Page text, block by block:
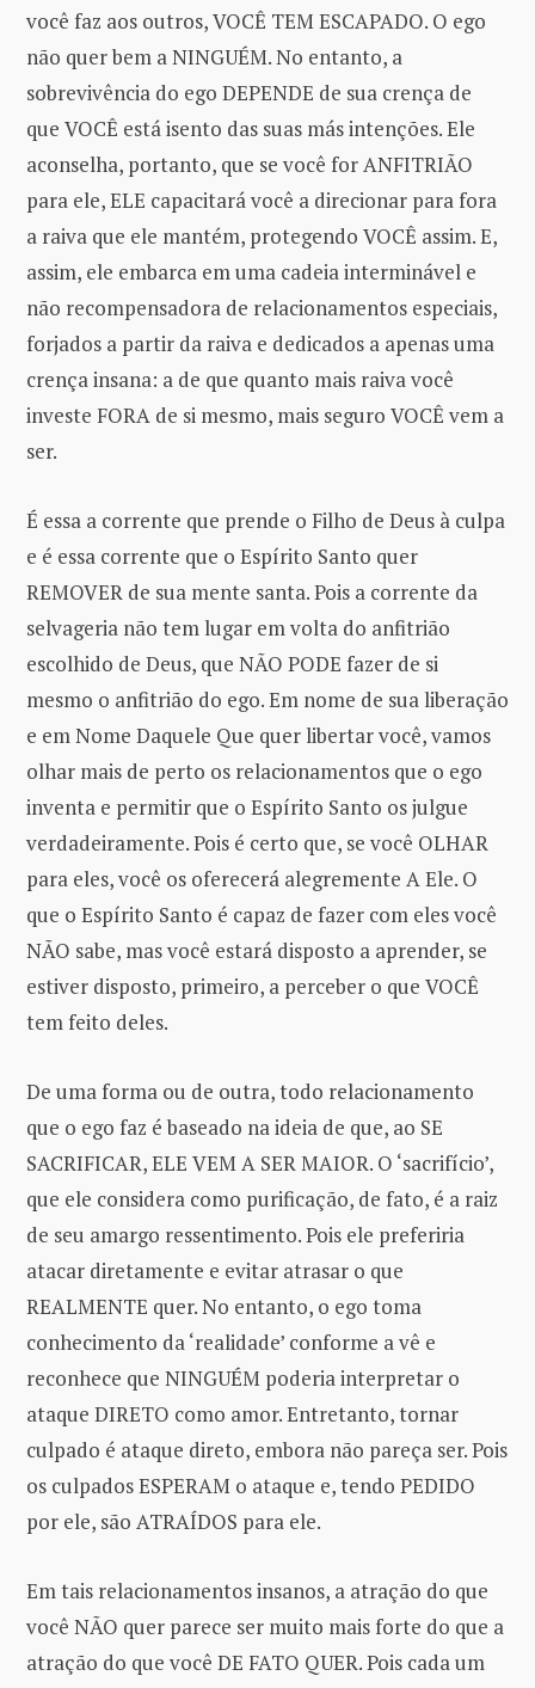
você faz aos outros, VOCÊ TEM ESCAPADO. O ego
não quer bem a NINGUÉM. No entanto, a
sobrevivência do ego DEPENDE de sua crença de
que VOCÊ está isento das suas más intenções. Ele
aconselha, portanto, que se você for ANFITRIÃO
para ele, ELE capacitará você a direcionar para fora
a raiva que ele mantém, protegendo VOCÊ assim. E,
assim, ele embarca em uma cadeia interminável e
não recompensadora de relacionamentos especiais,
forjados a partir da raiva e dedicados a apenas uma
crença insana: a de que quanto mais raiva você
investe FORA de si mesmo, mais seguro VOCÊ vem a
ser.
É essa a corrente que prende o Filho de Deus à culpa
e é essa corrente que o Espírito Santo quer
REMOVER de sua mente santa. Pois a corrente da
selvageria não tem lugar em volta do anfitrião
escolhido de Deus, que NÃO PODE fazer de si
mesmo o anfitrião do ego. Em nome de sua liberação
e em Nome Daquele Que quer libertar você, vamos
olhar mais de perto os relacionamentos que o ego
inventa e permitir que o Espírito Santo os julgue
verdadeiramente. Pois é certo que, se você OLHAR
para eles, você os oferecerá alegremente A Ele. O
que o Espírito Santo é capaz de fazer com eles você
NÃO sabe, mas você estará disposto a aprender, se
estiver disposto, primeiro, a perceber o que VOCÊ
tem feito deles.
De uma forma ou de outra, todo relacionamento
que o ego faz é baseado na ideia de que, ao SE
SACRIFICAR, ELE VEM A SER MAIOR. O ‘sacrifício’,
que ele considera como purificação, de fato, é a raiz
de seu amargo ressentimento. Pois ele preferiria
atacar diretamente e evitar atrasar o que
REALMENTE quer. No entanto, o ego toma
conhecimento da ‘realidade’ conforme a vê e
reconhece que NINGUÉM poderia interpretar o
ataque DIRETO como amor. Entretanto, tornar
culpado é ataque direto, embora não pareça ser. Pois
os culpados ESPERAM o ataque e, tendo PEDIDO
por ele, são ATRAÍDOS para ele.
Em tais relacionamentos insanos, a atração do que
você NÃO quer parece ser muito mais forte do que a
atração do que você DE FATO QUER. Pois cada um